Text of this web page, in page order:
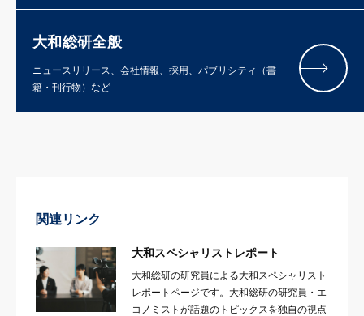
大和総研全般
ニュースリリース、会社情報、採用、パブリシティ（書
籍・刊行物）など
関連リンク
大和スペシャリストレポート
大和総研の研究員による大和スペシャリスト
レポートページです。大和総研の研究員・エ
コノミストが話題のトピックスを独自の視点